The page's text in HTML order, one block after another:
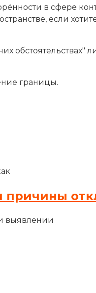
в сфере
если
границы.
выявлении